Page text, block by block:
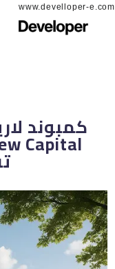
www.develloper-e.com
كمبوند
Capital